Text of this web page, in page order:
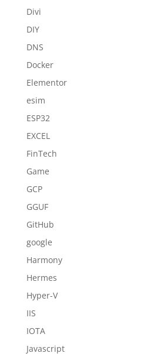
Divi
DIY
DNS
Docker
Elementor
esim
ESP32
EXCEL
FinTech
Game
GCP
GGUF
GitHub
google
Harmony
Hermes
Hyper-V
IIS
IOTA
Javascript